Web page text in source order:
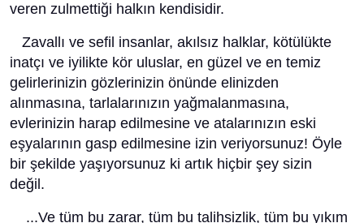
veren zulmettiği halkın kendisidir.
Zavallı ve sefil insanlar, akılsız halklar, kötülükte
inatçı ve iyilikte kör uluslar, en güzel ve en temiz
gelirlerinizin gözlerinizin önünde elinizden
alınmasına, tarlalarınızın yağmalanmasına,
evlerinizin harap edilmesine ve atalarınızın eski
eşyalarının gasp edilmesine izin veriyorsunuz! Öyle
bir şekilde yaşıyorsunuz ki artık hiçbir şey sizin
değil.
...Ve tüm bu zarar, tüm bu talihsizlik, tüm bu yıkım